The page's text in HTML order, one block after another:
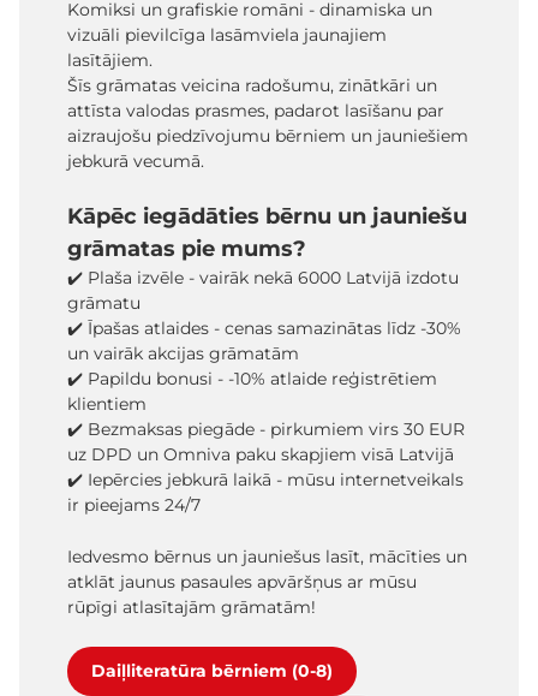
Komiksi un grafiskie romāni - dinamiska un
vizuāli pievilcīga lasāmviela jaunajiem
lasītājiem.
Šīs grāmatas veicina radošumu, zinātkāri un
attīsta valodas prasmes, padarot lasīšanu par
aizraujošu piedzīvojumu bērniem un jauniešiem
jebkurā vecumā.
Kāpēc iegādāties bērnu un jauniešu
grāmatas pie mums?
✔️ Plaša izvēle - vairāk nekā 6000 Latvijā izdotu
grāmatu
✔️ Īpašas atlaides - cenas samazinātas līdz -30%
un vairāk akcijas grāmatām
✔️ Papildu bonusi - -10% atlaide reģistrētiem
klientiem
✔️ Bezmaksas piegāde - pirkumiem virs 30 EUR
uz DPD un Omniva paku skapjiem visā Latvijā
✔️ Iepērcies jebkurā laikā - mūsu internetveikals
ir pieejams 24/7
Iedvesmo bērnus un jauniešus lasīt, mācīties un
atklāt jaunus pasaules apvāršņus ar mūsu
rūpīgi atlasītajām grāmatām!
Daiļliteratūra bērniem (0-8)